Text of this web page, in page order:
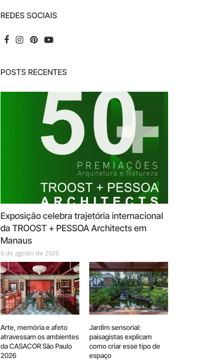
REDES SOCIAIS
POSTS RECENTES
Exposição celebra trajetória internacional
da TROOST + PESSOA Architects em
Manaus
6 de agosto de 2026
Arte, memória e afeto
atravessam os ambientes
da CASACOR São Paulo
2026
Jardim sensorial:
paisagistas explicam
como criar esse tipo de
espaço